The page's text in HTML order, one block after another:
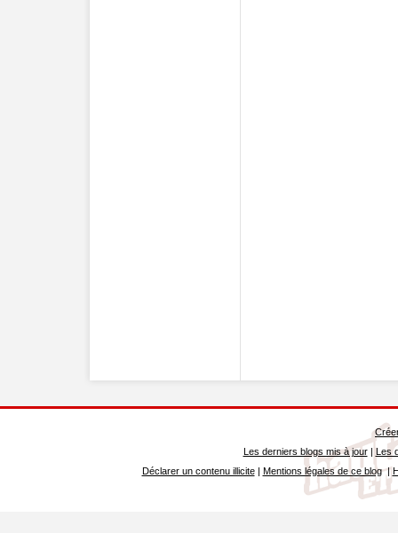
Les derniers blogs mis à jour| Les
Déclarer un contenu illicite| Mentions légales de ce blog|